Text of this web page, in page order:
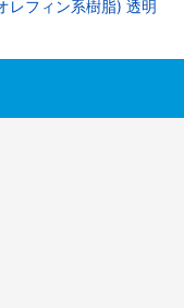
レフィン系樹脂) 透明